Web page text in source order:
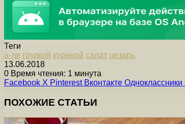
Теги
а-ля грудкой куриной салат цезарь
13.06.2018
0 Время чтения: 1 минута
Facebook X Pinterest Вконтакте Одноклассники
ПОХОЖИЕ СТАТЬИ